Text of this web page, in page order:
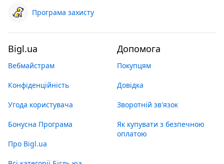
Програма захисту
Bigl.ua
Вебмайстрам
Конфіденційність
Угода користувача
Бонусна Програма
Про Bigl.ua
Допомога
Покупцям
Довідка
Зворотній зв'язок
Як купувати з безпечною
оплатою